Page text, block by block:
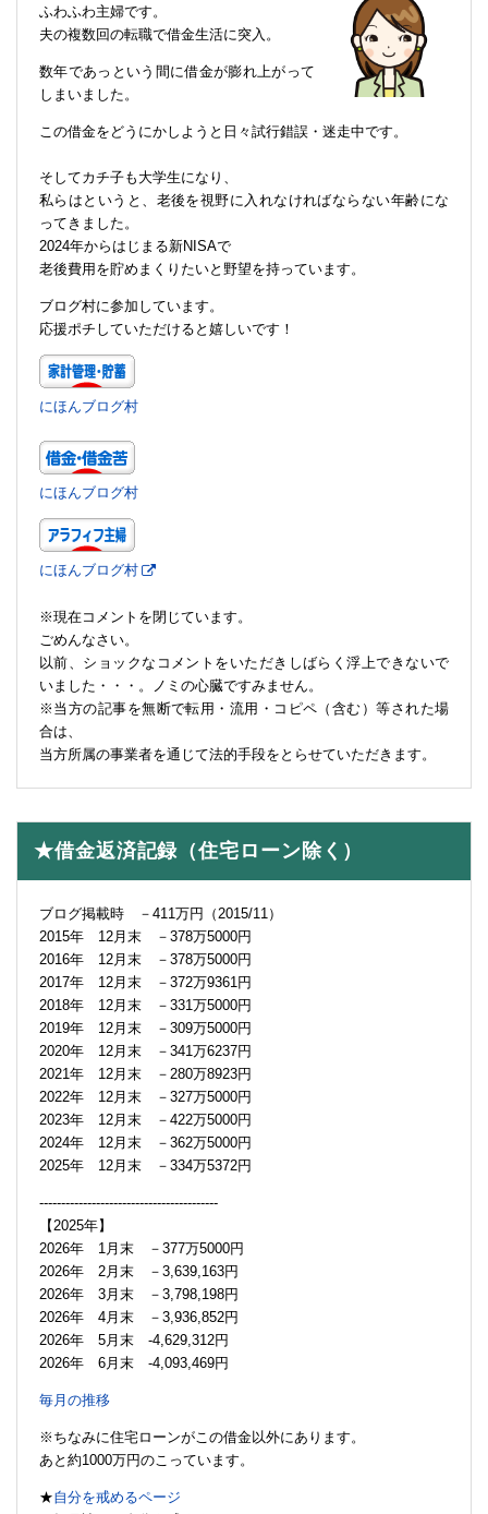
ふわふわ主婦です。
夫の複数回の転職で借金生活に突入。
数年であっという間に借金が膨れ上がって
しまいました。
この借金をどうにかしようと日々試行錯誤・迷走中です。
そしてカチ子も大学生になり、
私らはというと、老後を視野に入れなければならない年齢にな
ってきました。
2024年からはじまる新NISAで
老後費用を貯めまくりたいと野望を持っています。
ブログ村に参加しています。
応援ポチしていただけると嬉しいです！
にほんブログ村
にほんブログ村
にほんブログ村
※現在コメントを閉じています。
ごめんなさい。
以前、ショックなコメントをいただきしばらく浮上できないで
いました・・・。ノミの心臓ですみません。
※当方の記事を無断で転用・流用・コピペ（含む）等された場
合は、
当方所属の事業者を通じて法的手段をとらせていただきます。
★借金返済記録（住宅ローン除く）
ブログ掲載時 －411万円（2015/11）
2015年 12月末 －378万5000円
2016年 12月末 －378万5000円
2017年 12月末 －372万9361円
2018年 12月末 －331万5000円
2019年 12月末 －309万5000円
2020年 12月末 －341万6237円
2021年 12月末 －280万8923円
2022年 12月末 －327万5000円
2023年 12月末 －422万5000円
2024年 12月末 －362万5000円
2025年 12月末 －334万5372円
-----------------------------------------
【2025年】
2026年 1月末 －377万5000円
2026年 2月末 －3,639,163円
2026年 3月末 －3,798,198円
2026年 4月末 －3,936,852円
2026年 5月末 -4,629,312円
2026年 6月末 -4,093,469円
毎月の推移
※ちなみに住宅ローンがこの借金以外にあります。
あと約1000万円のこっています。
★自分を戒めるページ